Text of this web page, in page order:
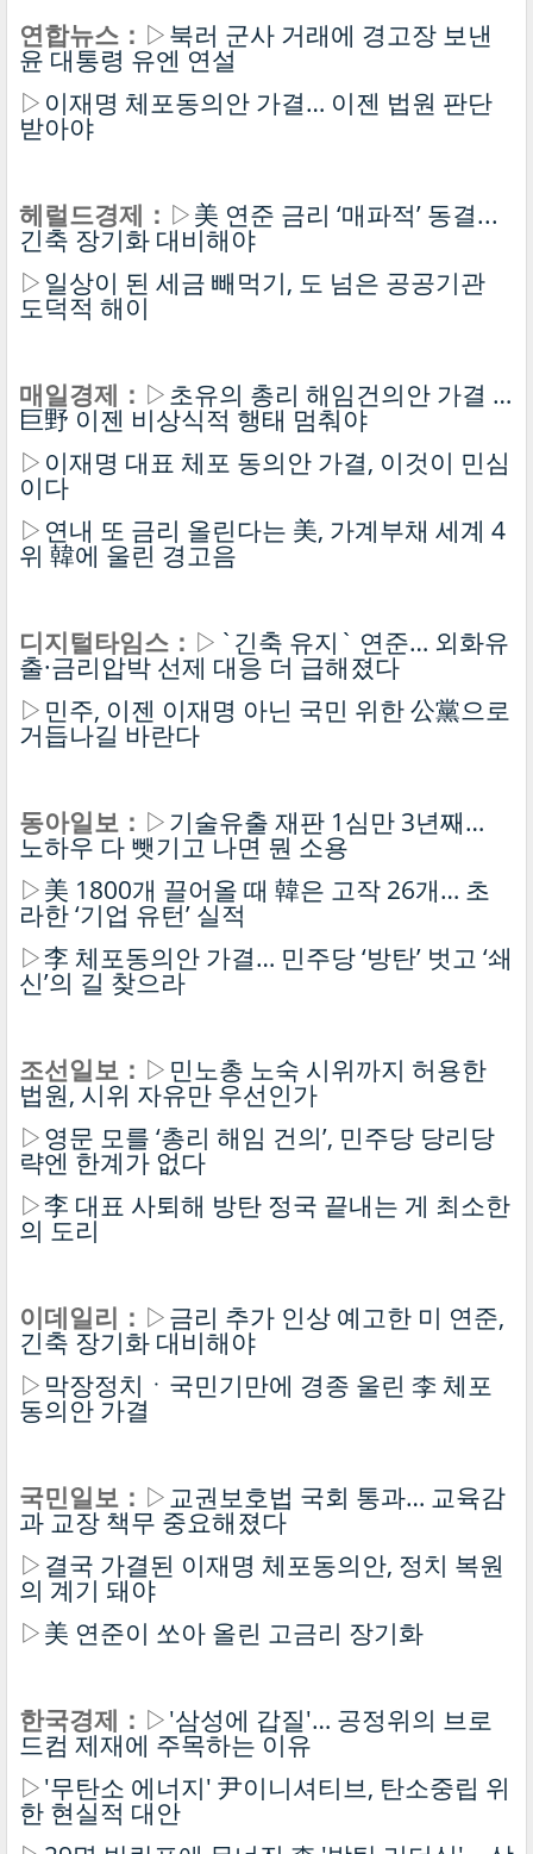
연합뉴스： ▷북러 군사 거래에 경고장 보낸
윤 대통령 유엔 연설
▷ 이재명 체포동의안 가결… 이젠 법원 판단
받아야
헤럴드경제： ▷美 연준 금리 ‘매파적’ 동결...
긴축 장기화 대비해야
▷일상이 된 세금 빼먹기, 도 넘은 공공기관
도덕적 해이
매일경제： ▷초유의 총리 해임건의안 가결 …
巨野 이젠 비상식적 행태 멈춰야
▷ 이재명 대표 체포 동의안 가결, 이것이 민심
이다
▷ 연내 또 금리 올린다는 美, 가계부채 세계 4
위 韓에 울린 경고음
디지털타임스： ▷ `긴축 유지` 연준… 외화유
출·금리압박 선제 대응 더 급해졌다
▷ 민주, 이젠 이재명 아닌 국민 위한 公黨으로
거듭나길 바란다
동아일보： ▷기술유출 재판 1심만 3년째…
노하우 다 뺏기고 나면 뭔 소용
▷美 1800개 끌어올 때 韓은 고작 26개… 초
라한 ‘기업 유턴’ 실적
▷李 체포동의안 가결… 민주당 ‘방탄’ 벗고 ‘쇄
신’의 길 찾으라
조선일보： ▷ 민노총 노숙 시위까지 허용한
법원, 시위 자유만 우선인가
▷영문 모를 ‘총리 해임 건의’, 민주당 당리당
략엔 한계가 없다
▷李 대표 사퇴해 방탄 정국 끝내는 게 최소한
의 도리
이데일리： ▷금리 추가 인상 예고한 미 연준,
긴축 장기화 대비해야
▷ 막장정치ㆍ국민기만에 경종 울린 李 체포
동의안 가결
국민일보： ▷교권보호법 국회 통과… 교육감
과 교장 책무 중요해졌다
▷ 결국 가결된 이재명 체포동의안, 정치 복원
의 계기 돼야
▷美 연준이 쏘아 올린 고금리 장기화
한국경제： ▷'삼성에 갑질'… 공정위의 브로
드컴 제재에 주목하는 이유
▷'무탄소 에너지' 尹이니셔티브, 탄소중립 위
한 현실적 대안